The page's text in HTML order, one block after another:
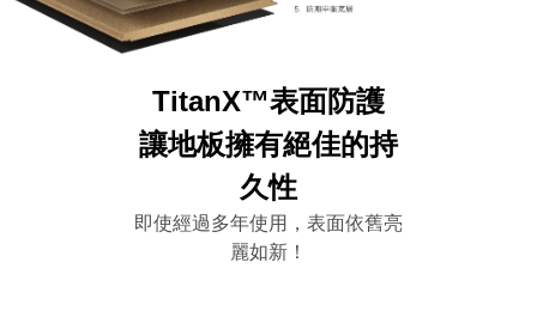
TitanX™表面防護
讓地板擁有絕佳的持
久性
即使經過多年使用，表面依舊亮
麗如新！